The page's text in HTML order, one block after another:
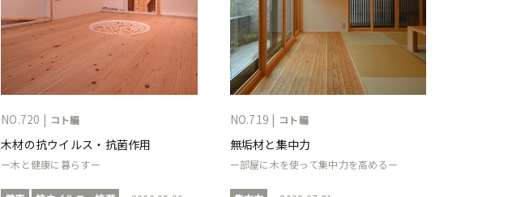
NO.720 | コト編
木材の抗ウイルス・抗菌作用
ー木と健康に暮らすー
NO.719 | コト編
無垢材と集中力
ー部屋に木を使って集中力を高めるー